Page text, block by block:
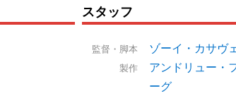
スタッフ
監督・脚本 ゾーイ・カサヴ
製作
アンドリュー・
ーグ